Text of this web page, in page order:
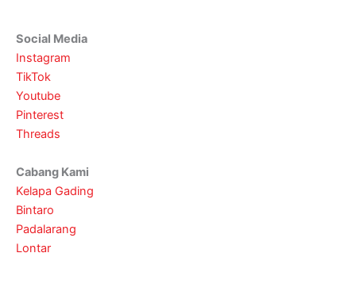
Social Media
Instagram
TikTok
Youtube
Pinterest
Threads
Cabang Kami
Kelapa Gading
Bintaro
Padalarang
Lontar